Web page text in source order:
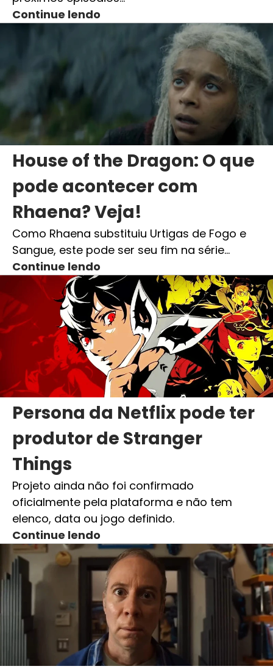
Continue lendo
House of the Dragon: O que
pode acontecer com
Rhaena? Veja!
Como Rhaena substituiu Urtigas de Fogo e
Sangue, este pode ser seu fim na série…
Continue lendo
Persona da Netflix pode ter
produtor de Stranger
Things
Projeto ainda não foi confirmado
oficialmente pela plataforma e não tem
elenco, data ou jogo definido.
Continue lendo